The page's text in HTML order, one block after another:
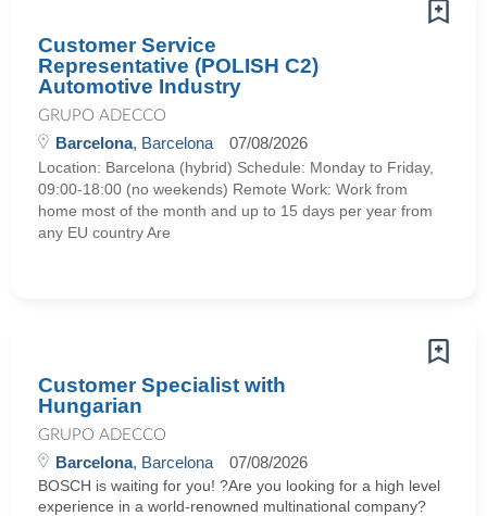
Customer Service
Representative (POLISH C2)
Automotive Industry
GRUPO ADECCO
Barcelona, Barcelona 07/08/2026
Location: Barcelona (hybrid) Schedule: Monday to Friday,
09:00-18:00 (no weekends) Remote Work: Work from
home most of the month and up to 15 days per year from
any EU country Are
Customer Specialist with
Hungarian
GRUPO ADECCO
Barcelona, Barcelona 07/08/2026
BOSCH is waiting for you! ?Are you looking for a high level
experience in a world-renowned multinational company?